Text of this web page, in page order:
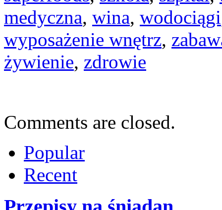
medyczna, wina, wodociągi
wyposażenie wnętrz,
żywienie, zdrowie
Comments are closed.
Popular
Recent